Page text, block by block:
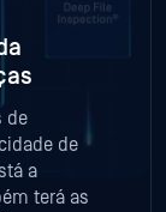
de
de
a
terá as